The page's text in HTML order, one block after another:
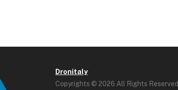
Dronitaly
Copyrights © 2026 All Rights Reserved